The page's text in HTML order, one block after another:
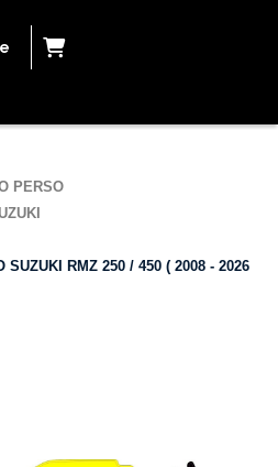
PERSO
SUZUKI RMZ 250 / 450 ( 2008 - 2026